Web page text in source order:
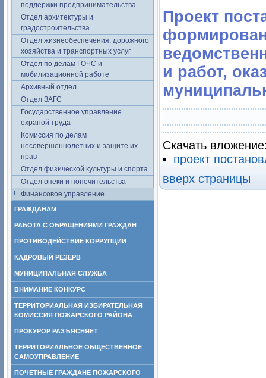
поддержки предпринимательства
Отдел архитектуры и
градостроительства
Отдел жизнеобеспечения, дорожного
хозяйства и транспортных услуг
Отдел по делам ГОЧС и
мобилизационной работе
Архивный отдел
Отдел ЗАГС
Государственное управление
охраной труда
Комиссия по делам
несовершеннолетних и защите их
прав
Отдел физической культуры и спорта
Отдел опеки и попечительства
Финансовое управление
ГРАЖДАНАМ
РАБОТА С ОБРАЩЕНИЯМИ ГРАЖДАН
ПРОТИВОДЕЙСТВИЕ КОРРУПЦИИ
КАДРОВЫЙ РЕЗЕРВ
МУНИЦИПАЛЬНАЯ СЛУЖБА
ВНИМАНИЕ КОНКУРС
ТЕРРИТОРИАЛЬНАЯ ИЗБИРАТЕЛЬНАЯ
КОМИССИЯ ПОЖАРСКОГО РАЙОНА
ПРОКУРОР РАЗЪЯСНЯЕТ
ТЕРРИТОРИАЛЬНОЕ ОБЩЕСТВЕННОЕ
САМОУПРАВЛЕНИЕ
ПОЧЕТНЫЕ ГРАЖДАНЕ ПОЖАРСКОГО
Проект
и работ,
Скачать
проект
вверх страницы